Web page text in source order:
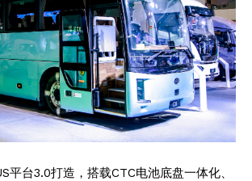
平台3.0打造，搭载CTC电池底盘一体化、